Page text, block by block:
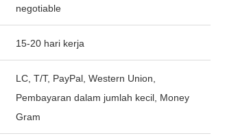
negotiable
15-20 hari kerja
LC, T/T, PayPal, Western Union,
Pembayaran dalam jumlah kecil, Money
Gram